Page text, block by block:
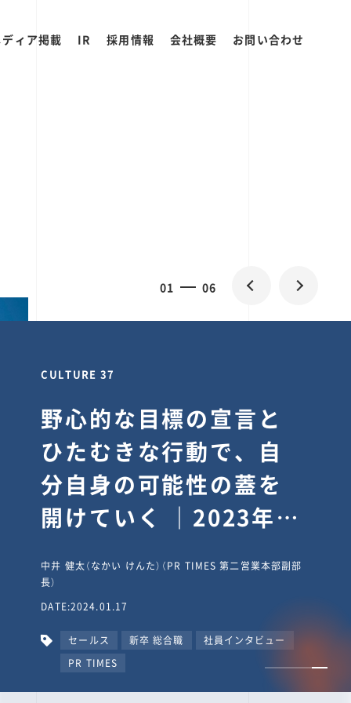
ィア掲載 IR 採用情報 会社概要 お問い合わせ
0 06